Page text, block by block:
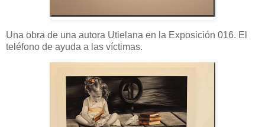
Una obra de una autora Utielana en la Exposición 016. El
teléfono de ayuda a las víctimas.